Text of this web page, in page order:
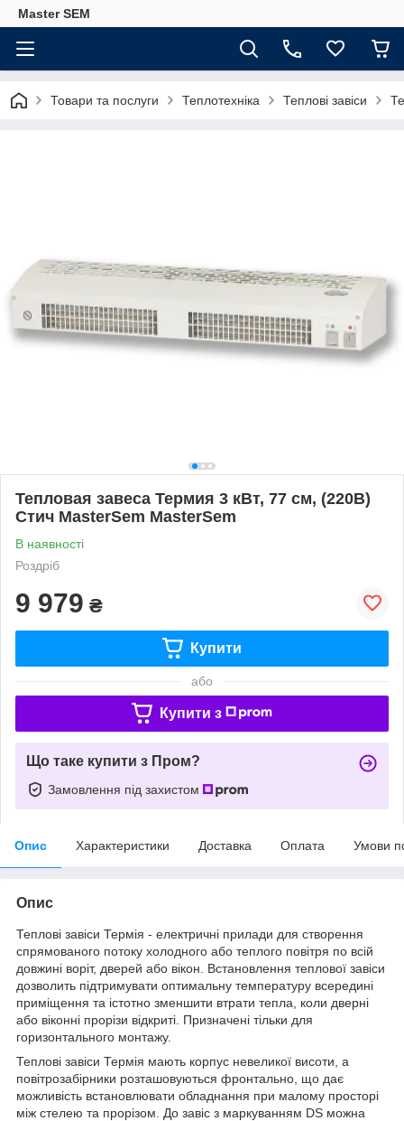
Master SEM
Товари та послуги Теплотехніка Теплові завіси
Тепловая завеса Термия 3 кВт, 77 см, (220В)
Стич MasterSem MasterSem
В наявності
Роздріб
9 979 ₴
Купити
або
Купити з
Що таке купити з Пром?
Замовлення під захистом
Опис Характеристики Доставка Оплата Умови
Опис
Теплові завіси Термія - електричні прилади для створення
спрямованого потоку холодного або теплого повітря по всій
довжині воріт, дверей або вікон. Встановлення теплової завіси
дозволить підтримувати оптимальну температуру всередині
приміщення та істотно зменшити втрати тепла, коли дверні
або віконні прорізи відкриті. Призначені тільки для
горизонтального монтажу.
Теплові завіси Термія мають корпус невеликої висоти, а
повітрозабірники розташовуються фронтально, що дає
можливість встановлювати обладнання при малому просторі
між стелею та прорізом. До завіс з маркуванням DS можна